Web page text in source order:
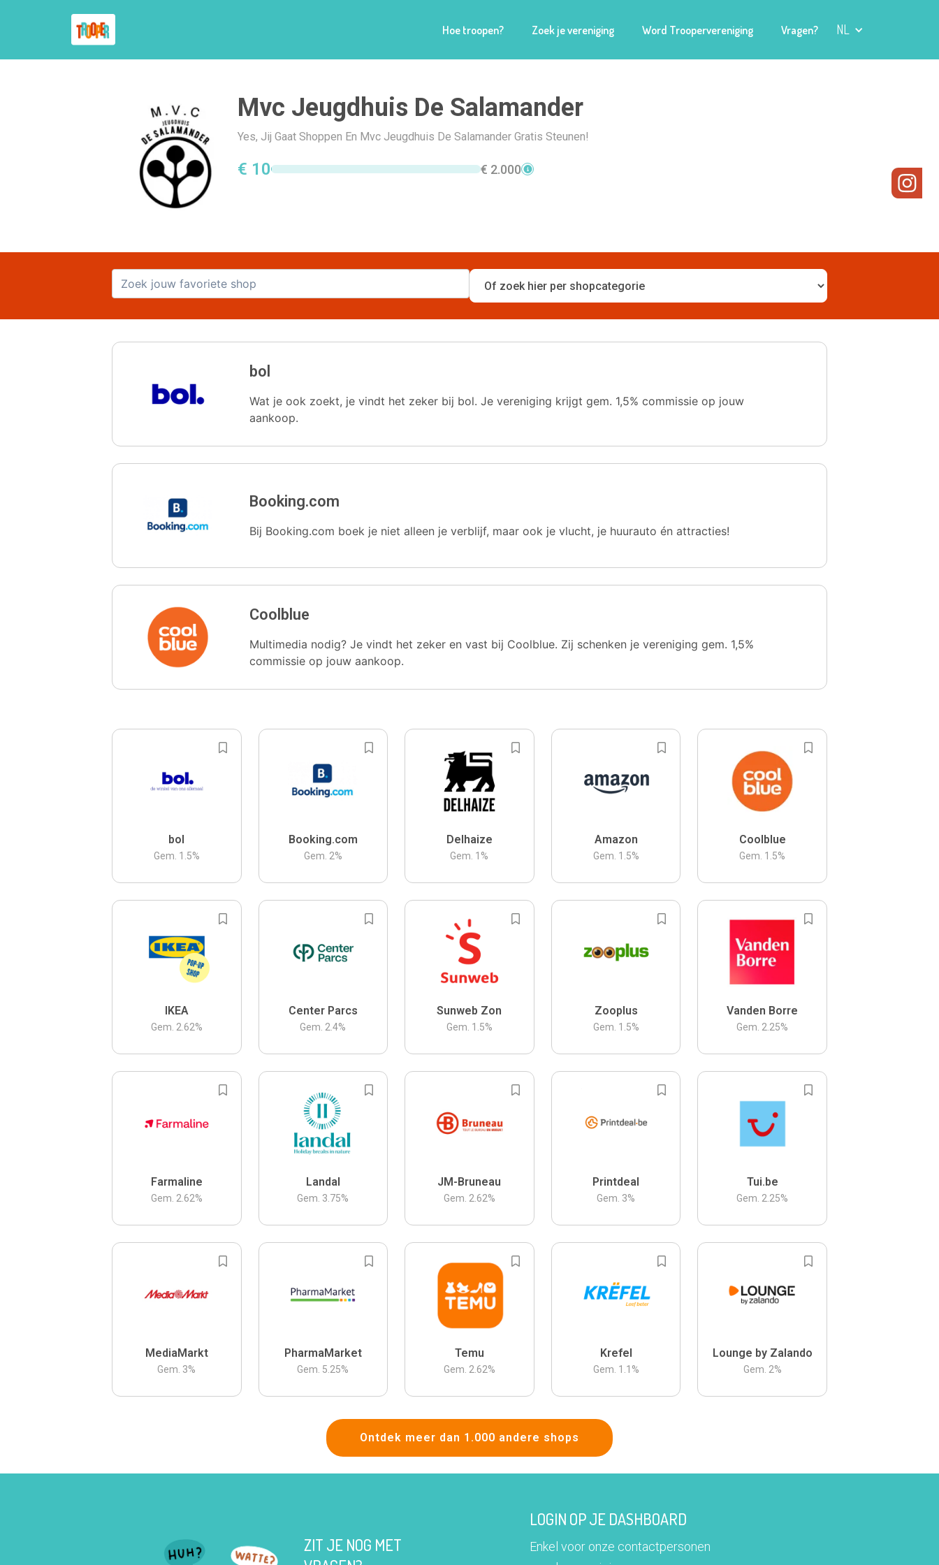
Hoe troopen? Zoek je vereniging Word Troopervereniging Vragen? NL
Mvc Jeugdhuis De Salamander
Yes, Jij Gaat Shoppen En Mvc Jeugdhuis De Salamander Gratis Steunen!
€ 10 € 2.000
bol
Wat je ook zoekt, je vindt het zeker bij bol. Je vereniging krijgt gem. 1,5% commissie op jouw
aankoop.
Booking.com
Bij Booking.com boek je niet alleen je verblijf, maar ook je vlucht, je huurauto én attracties!
Coolblue
Multimedia nodig? Je vindt het zeker en vast bij Coolblue. Zij schenken je vereniging gem. 1,5%
commissie op jouw aankoop.
bol
Gem. 1.5%
Booking.com
Gem. 2%
Delhaize
Gem. 1 %
Amazon
Gem. 1.5%
Coolblue
Gem. 1.5%
IKEA
Gem. 2.62%
Center Parcs
Gem. 2.4%
Sunweb Zon
Gem. 1.5%
Zooplus
Gem. 1.5%
Vanden Borre
Gem. 2.25%
Farmaline
Gem. 2.62%
Landal
Gem. 3.75%
JM-Bruneau
Gem. 2.62%
Printdeal
Gem. 3%
Tui.be
Gem. 2.25%
MediaMarkt
Gem. 3%
PharmaMarket
Gem. 5.25%
Temu
Gem. 2.62%
Krefel
Gem. 1.1 %
Lounge by Zalando
Gem. 2%
Ontdek meer dan 1.000 andere shops
ZIT JE NOG MET
LOGIN OP JE DASHBOARD
Enkel voor onze contactpersonen